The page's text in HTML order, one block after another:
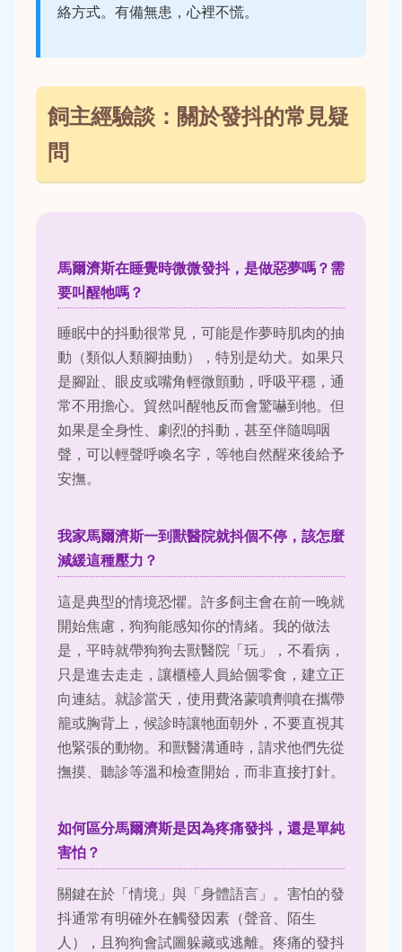
絡方式。有備無患，心裡不慌。
飼主經驗談：關於發抖的常見疑
問
馬爾濟斯在睡覺時微微發抖，是做惡夢嗎？需
要叫醒牠嗎？
睡眠中的抖動很常見，可能是作夢時肌肉的抽
動（類似人類腳抽動），特別是幼犬。如果只
是腳趾、眼皮或嘴角輕微顫動，呼吸平穩，通
常不用擔心。貿然叫醒牠反而會驚嚇到牠。但
如果是全身性、劇烈的抖動，甚至伴隨嗚咽
聲，可以輕聲呼喚名字，等牠自然醒來後給予
安撫。
我家馬爾濟斯一到獸醫院就抖個不停，該怎麼
減緩這種壓力？
這是典型的情境恐懼。許多飼主會在前一晚就
開始焦慮，狗狗能感知你的情緒。我的做法
是，平時就帶狗狗去獸醫院「玩」，不看病，
只是進去走走，讓櫃檯人員給個零食，建立正
向連結。就診當天，使用費洛蒙噴劑噴在攜帶
籠或胸背上，候診時讓牠面朝外，不要直視其
他緊張的動物。和獸醫溝通時，請求他們先從
撫摸、聽診等溫和檢查開始，而非直接打針。
如何區分馬爾濟斯是因為疼痛發抖，還是單純
害怕？
關鍵在於「情境」與「身體語言」。害怕的發
抖通常有明確外在觸發因素（聲音、陌生
人），且狗狗會試圖躲藏或逃離。疼痛的發抖